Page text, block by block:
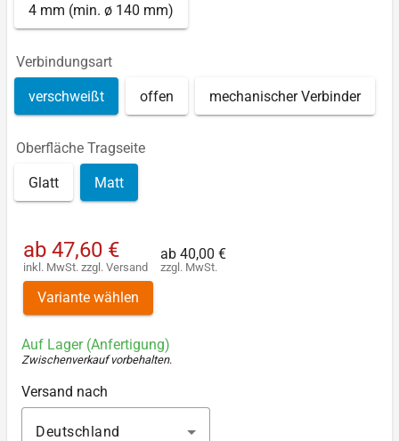
4 mm (min. ø 140 mm)
Verbindungsart
verschweißt offen mechanischer Verbinder
Oberfläche Tragseite
Glatt Matt
ab 47,60 €
inkl. MwSt. zzgl. Versand
ab 40,00 €
zzgl. MwSt.
Variante wählen
Auf Lager (Anfertigung)
Zwischenverkauf vorbehalten.
Versand nach
Deutschland